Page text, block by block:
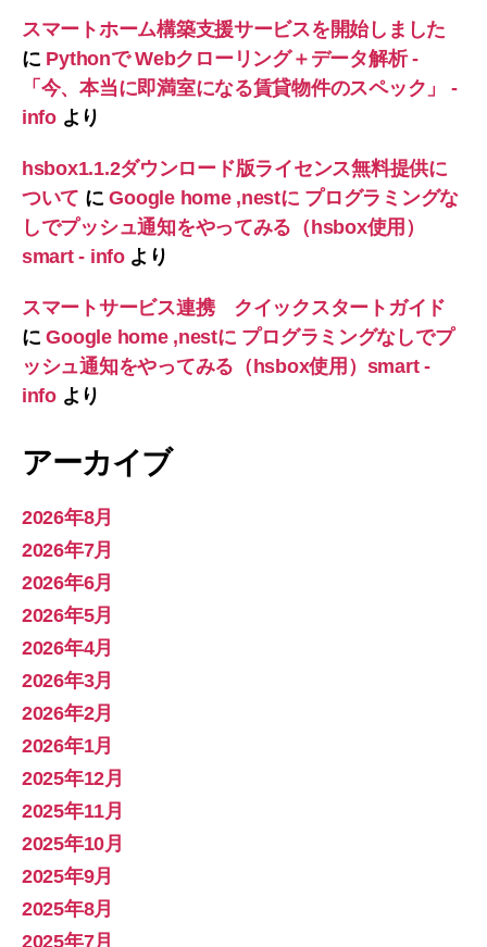
スマートホーム構築支援サービスを開始しました
に Pythonで Webクローリング＋データ解析 -
「今、本当に即満室になる賃貸物件のスペック」 -
infoより
hsbox1.1.2ダウンロード版ライセンス無料提供に
ついて にGoogle home ,nestに プログラミングな
しでプッシュ通知をやってみる（hsbox使用）
smart - infoより
スマートサービス連携 クイックスタートガイド
にGoogle home ,nestに プログラミングなしでプ
ッシュ通知をやってみる（hsbox使用）smart -
infoより
アーカイブ
2026年8月
2026年7月
2026年6月
2026年5月
2026年4月
2026年3月
2026年2月
2026年1月
2025年12月
2025年11月
2025年10月
2025年9月
2025年8月
2025年7月